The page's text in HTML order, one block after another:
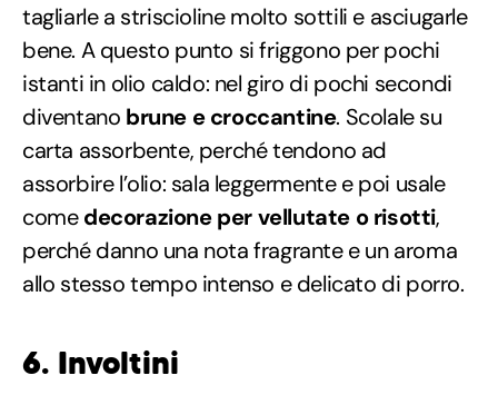
tagliarle a striscioline molto sottili e asciugarle
bene. A questo punto si friggono per pochi
istanti in olio caldo: nel giro di pochi secondi
diventano brune e croccantine. Scolale su
carta assorbente, perché tendono ad
assorbire l’olio: sala leggermente e poi usale
comedecorazione per vellutate o risotti,
perché danno una nota fragrante e un aroma
allo stesso tempo intenso e delicato di porro.
6. Involtini